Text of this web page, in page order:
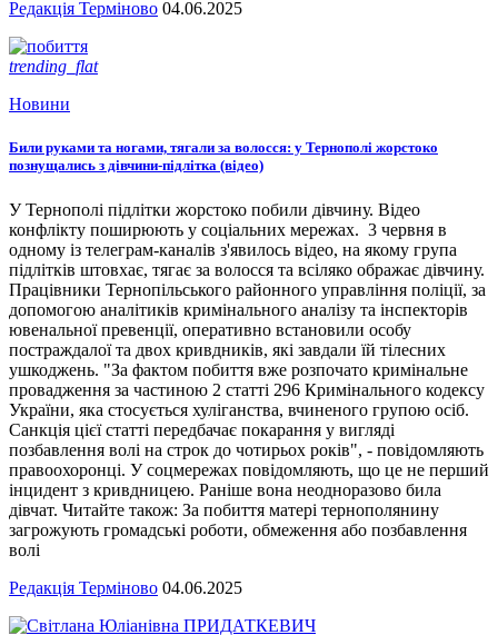
Редакція Терміново 04.06.2025
trending_flat
Новини
Били руками та ногами, тягали за волосся: у Тернополі жорстоко
познущались з дівчини-підлітка (відео)
У Тернополі підлітки жорстоко побили дівчину. Відео
конфлікту поширюють у соціальних мережах. 3 червня в
одному із телеграм-каналів з'явилось відео, на якому група
підлітків штовхає, тягає за волосся та всіляко ображає дівчину.
Працівники Тернопільського районного управління поліції, за
допомогою аналітиків кримінального аналізу та інспекторів
ювенальної превенції, оперативно встановили особу
постраждалої та двох кривдників, які завдали їй тілесних
ушкоджень. "За фактом побиття вже розпочато кримінальне
провадження за частиною 2 статті 296 Кримінального кодексу
України, яка стосується хуліганства, вчиненого групою осіб.
Санкція цієї статті передбачає покарання у вигляді
позбавлення волі на строк до чотирьох років", - повідомляють
правоохоронці. У соцмережах повідомляють, що це не перший
інцидент з кривдницею. Раніше вона неодноразово била
дівчат. Читайте також: За побиття матері тернополянину
загрожують громадські роботи, обмеження або позбавлення
волі
Редакція Терміново 04.06.2025